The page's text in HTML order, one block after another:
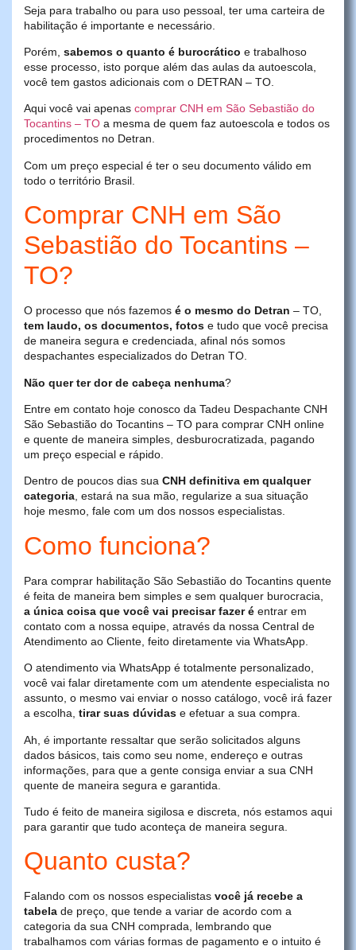
Seja para trabalho ou para uso pessoal, ter uma carteira de
habilitação é importante e necessário.
Porém, sabemos o quanto é burocrático e trabalhoso
esse processo, isto porque além das aulas da autoescola,
você tem gastos adicionais com o DETRAN – TO.
Aqui você vai apenas comprar CNH em São Sebastião do
Tocantins – TO a mesma de quem faz autoescola e todos os
procedimentos no Detran.
Com um preço especial é ter o seu documento válido em
todo o território Brasil.
Comprar CNH em São
Sebastião do Tocantins –
TO?
O processo que nós fazemos é o mesmo do Detran – TO,
tem laudo, os documentos, fotos e tudo que você precisa
de maneira segura e credenciada, afinal nós somos
despachantes especializados do Detran TO.
Não quer ter dor de cabeça nenhuma?
Entre em contato hoje conosco da Tadeu Despachante CNH
São Sebastião do Tocantins – TO para comprar CNH online
e quente de maneira simples, desburocratizada, pagando
um preço especial e rápido.
Dentro de poucos dias sua CNH definitiva em qualquer
categoria, estará na sua mão, regularize a sua situação
hoje mesmo, fale com um dos nossos especialistas.
Como funciona?
Para comprar habilitação São Sebastião do Tocantins quente
é feita de maneira bem simples e sem qualquer burocracia,
a única coisa que você vai precisar fazer é entrar em
contato com a nossa equipe, através da nossa Central de
Atendimento ao Cliente, feito diretamente via WhatsApp.
O atendimento via WhatsApp é totalmente personalizado,
você vai falar diretamente com um atendente especialista no
assunto, o mesmo vai enviar o nosso catálogo, você irá fazer
a escolha, tirar suas dúvidas e efetuar a sua compra.
Ah, é importante ressaltar que serão solicitados alguns
dados básicos, tais como seu nome, endereço e outras
informações, para que a gente consiga enviar a sua CNH
quente de maneira segura e garantida.
Tudo é feito de maneira sigilosa e discreta, nós estamos aqui
para garantir que tudo aconteça de maneira segura.
Quanto custa?
Falando com os nossos especialistas você já recebe a
tabela de preço, que tende a variar de acordo com a
categoria da sua CNH comprada, lembrando que
trabalhamos com várias formas de pagamento e o intuito é